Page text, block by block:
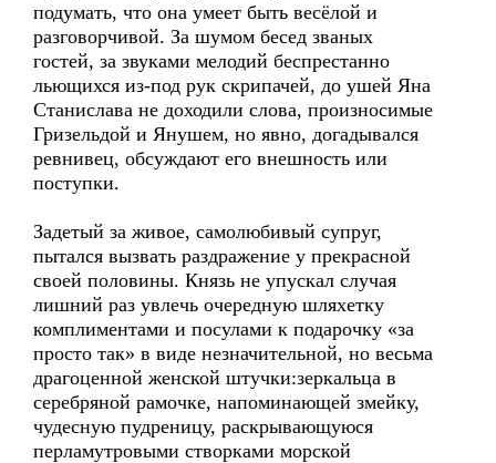
подумать, что она умеет быть весёлой и
разговорчивой. За шумом бесед званых
гостей, за звуками мелодий беспрестанно
льющихся из-под рук скрипачей, до ушей Яна
Станислава не доходили слова, произносимые
Гризельдой и Янушем, но явно, догадывался
ревнивец, обсуждают его внешность или
поступки.
Задетый за живое, самолюбивый супруг,
пытался вызвать раздражение у прекрасной
своей половины. Князь не упускал случая
лишний раз увлечь очередную шляхетку
комплиментами и посулами к подарочку «за
просто так» в виде незначительной, но весьма
драгоценной женской штучки:зеркальца в
серебряной рамочке, напоминающей змейку,
чудесную пудреницу, раскрывающуюся
перламутровыми створками морской